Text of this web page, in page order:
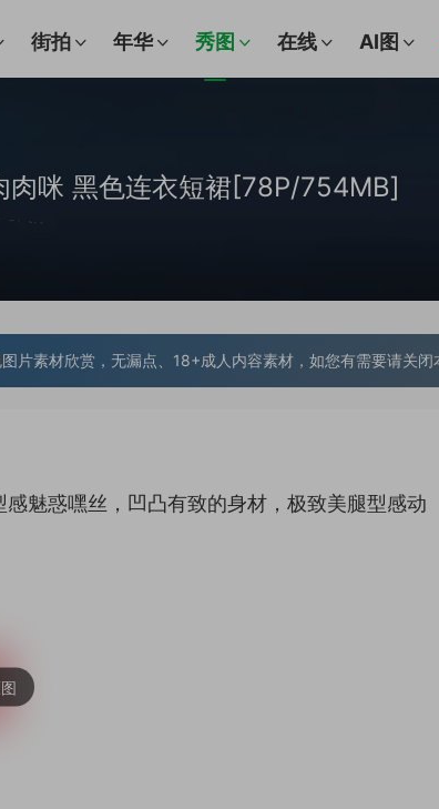
街拍 年华 秀图 在线 AI图
肉咪 黑色连衣短裙[78P/754MB]
片素材欣赏，无漏点、18+成人内容素材，如您有需要请关闭
魅惑嘿丝，凹凸有致的身材，极致美腿型感动